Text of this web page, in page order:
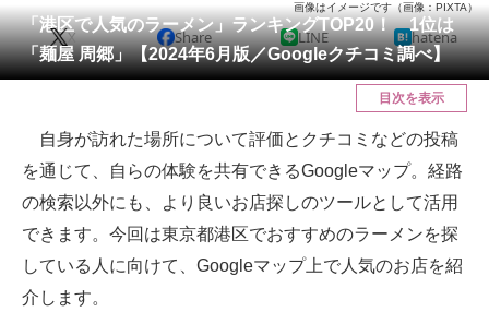
会員記事
メディア
ITの今と未来を見通す
スマホと通信の最新トレンド
進化するPCとデバイスの未来
好きが集まる 比べて選べる
「港区で人気のラーメン」ランキングTOP20！ 1位は
「麺屋 周郷」【2024年6月版／Googleクチコミ調べ】
画像はイメージです（画像：PIXTA）
X Share LINE hatena
目次を表示
自身が訪れた場所について評価とクチコミなどの投稿
を通じて、自らの体験を共有できるGoogleマップ。経路
の検索以外にも、より良いお店探しのツールとして活用
できます。今回は東京都港区でおすすめのラーメンを探
している人に向けて、Googleマップ上で人気のお店を紹
介します。